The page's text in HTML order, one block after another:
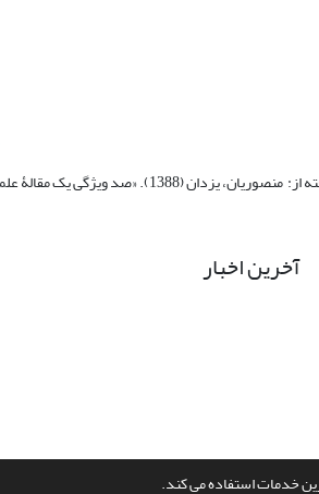
خدمات استفاده می کند.
از:منصوریان، یزدان (1388). «صد ویژگی یک مقالۀ علمی-پژوهشی خوب».
آخرین اخبار
و پیاده سازی ازسیناوب